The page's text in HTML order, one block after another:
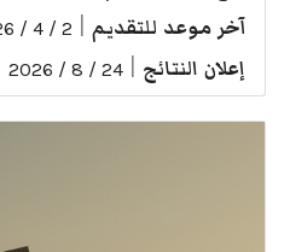
آخر موعد للتقديم 2 / 4 / 2026
إعلان النتائج 24 / 8 / 2026